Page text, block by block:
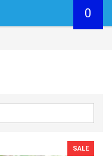
0
SALE